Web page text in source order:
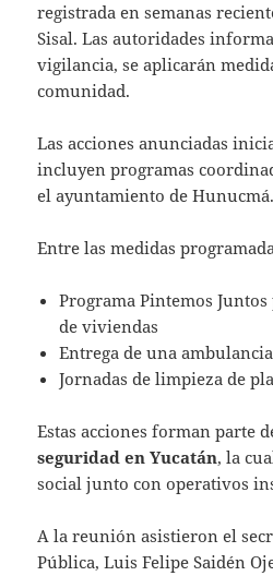
registrada en semanas
Sisal. Las autoridades
vigilancia, se aplicarán
comunidad.
Las acciones anunciadas
incluyen programas
el ayuntamiento de Hunucmá.
Entre las medidas
Programa Pintemos
de viviendas
Entrega de una
Jornadas de limpieza de
Estas acciones forman parte
seguridad en Yucatán, la
social junto con operativos
A la reunión asistieron el
Pública, Luis Felipe Saidén